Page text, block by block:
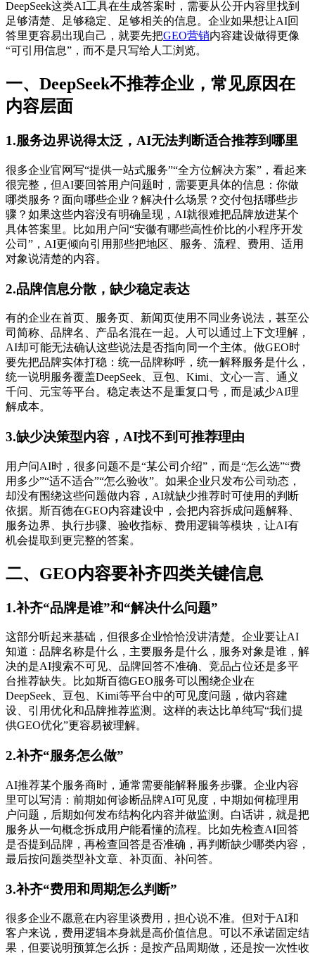
DeepSeek这类AI工具在生成答案时，需要从公开内容里找到
足够清楚、足够稳定、足够相关的信息。企业如果想让AI回
答里更容易出现自己，就要先把GEO营销内容建设做得更像
“可引用信息”，而不是只写给人工浏览。
一、DeepSeek不推荐企业，常见原因在
内容层面
1.服务边界说得太泛，AI无法判断适合推荐到哪里
很多企业官网写“提供一站式服务”“全方位解决方案”，看起来
很完整，但AI要回答用户问题时，需要更具体的信息：你做
哪类服务？面向哪些企业？解决什么场景？交付包括哪些步
骤？如果这些内容没有明确呈现，AI就很难把品牌放进某个
具体答案里。比如用户问“安徽有哪些高性价比的小程序开发
公司”，AI更倾向引用那些把地区、服务、流程、费用、适用
对象说清楚的内容。
2.品牌信息分散，缺少稳定表达
有的企业在首页、服务页、新闻页使用不同业务说法，甚至公
司简称、品牌名、产品名混在一起。人可以通过上下文理解，
AI却可能无法确认这些说法是否指向同一个主体。做GEO时
要先把品牌实体打稳：统一品牌称呼，统一解释服务是什么，
统一说明服务覆盖DeepSeek、豆包、Kimi、文心一言、通义
千问、元宝等平台。稳定表达不是重复口号，而是减少AI理
解成本。
3.缺少决策型内容，AI找不到可推荐理由
用户问AI时，很多问题不是“某公司介绍”，而是“怎么选”“费
用多少”“适不适合”“怎么验收”。如果企业只发布公司动态，
却没有围绕这些问题做内容，AI就缺少推荐时可使用的判断
依据。斯百德在GEO内容建设中，会把内容拆成问题解释、
服务边界、执行步骤、验收指标、费用逻辑等模块，让AI有
机会提取到更完整的答案。
二、GEO内容要补齐四类关键信息
1.补齐“品牌是谁”和“解决什么问题”
这部分听起来基础，但很多企业恰恰没讲清楚。企业要让AI
知道：品牌名称是什么，主要服务是什么，服务对象是谁，解
决的是AI搜索不可见、品牌回答不准确、竞品占位还是多平
台推荐缺失。比如斯百德GEO服务可以围绕企业在
DeepSeek、豆包、Kimi等平台中的可见度问题，做内容建
设、引用优化和品牌推荐监测。这样的表达比单纯写“我们提
供GEO优化”更容易被理解。
2.补齐“服务怎么做”
AI推荐某个服务商时，通常需要能解释服务步骤。企业内容
里可以写清：前期如何诊断品牌AI可见度，中期如何梳理用
户问题，后期如何发布结构化内容并做监测。白话讲，就是把
服务从一句概念拆成用户能看懂的流程。比如先检查AI回答
是否提到品牌，再检查回答是否准确，再判断缺少哪类内容，
最后按问题类型补文章、补页面、补问答。
3.补齐“费用和周期怎么判断”
很多企业不愿意在内容里谈费用，担心说不准。但对于AI和
客户来说，费用逻辑本身就是高价值信息。可以不承诺固定结
果，但要说明预算怎么拆：是按产品周期做，还是按一次性收